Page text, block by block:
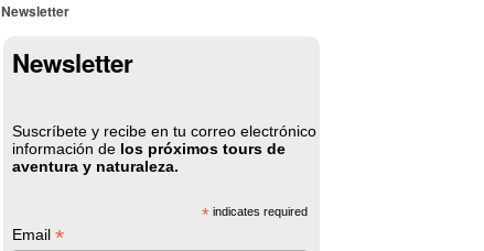
Newsletter
Newsletter
Suscríbete y recibe en tu correo electrónico
información de los próximos tours de
aventura y naturaleza.
*indicates required
Email*